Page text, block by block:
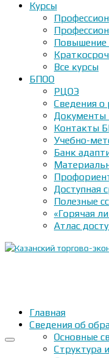
Курсы
Повышение
Все курсы
БПОО
РЦОЭ
Сведения о
Контакты
Учебно-
Банк
Доступная
Полезные
«Горячая
Атлас
Главная
Сведения об
Основные
Структура